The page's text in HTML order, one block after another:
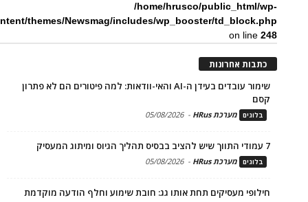
/home/hrusco/public_html/wp-
themes/Newsmag/includes/wp_booster/td_block.php
on line248
כתבות אחרונות
שימור עובדים בעידן ה-AI והאי-וודאות: למה פיטורים הם לא פתרון
קסם
בלוגים מערכת HRus -
05/08/2026
7 עמודי התווך שיש להציב בבסיס תהליך הגיוס ומיתוג המעסיק
בלוגים מערכת HRus -
05/08/2026
חילופי מעסיקים תחת אותו גג: חובת שימוע וחלף הודעה מוקדמת